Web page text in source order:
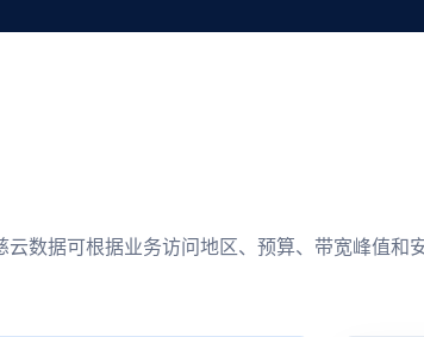
数据可根据业务访问地区、预算、带宽峰值和